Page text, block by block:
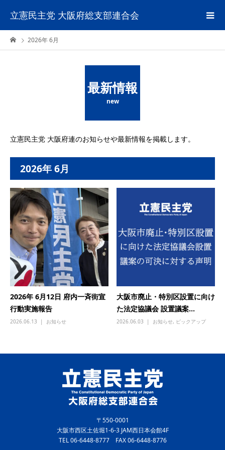
立憲民主党 大阪府総支部連合会
2026年 6月
最新情報
new
立憲民主党 大阪府連のお知らせや最新情報を掲載します。
2026年 6月
2026年 6月12日 府内一斉街宣
行動実施報告
2026.06.13 お知らせ
大阪市廃止・特別区設置に向け
た法定協議会 設置議案...
2026.06.03 お知らせ, ピックアップ
〒550-0001
大阪市西区土佐堀1-6-3 JAM西日本会館4F
TEL 06-6448-8777 FAX 06-6448-8776